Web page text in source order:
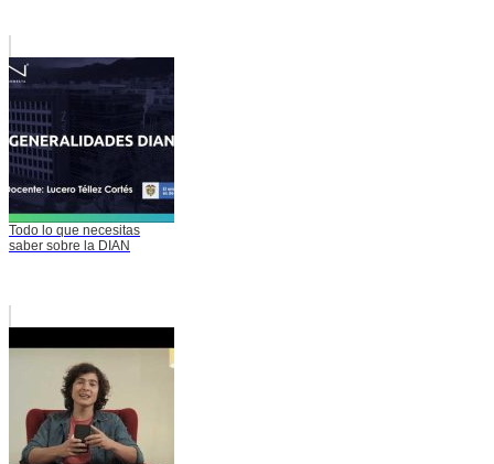
Todo lo que necesitas
saber sobre la DIAN